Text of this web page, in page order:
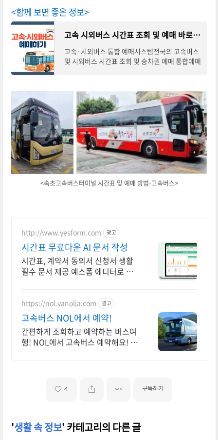
<함께 보면 좋은 정보>
고속 시외버스 시간표 조회 및 예매 바로가기
고속·시외버스 통합 예매시스템전국의 고속버스
및 시외버스 시간표 조회 및 승차권 예매 통합예매
<속초고속버스터미널 시간표 및 예매 방법-고속버스>
http://www.yesform.com 광고
시간표 무료다운 AI 문서 작성
시간표, 계약서 동의서 신청서 생활
필수 문서 제공 예스폼 에디터로 자
https://nol.yanolja.com 광고
고속버스 NOL에서 예약!
간편하게 조회하고 예약하는 버스여
행! NOL에서 고속버스 예약해요! 고
4 구독하기
'생활 속 정보' 카테고리의 다른 글